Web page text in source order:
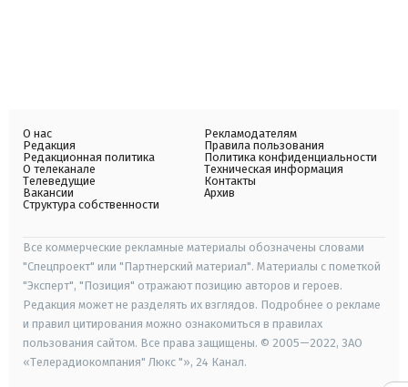
О нас
Редакция
Редакционная политика
О телеканале
Телеведущие
Вакансии
Структура собственности
Рекламодателям
Правила пользования
Политика конфиденциальности
Техническая информация
Контакты
Архив
Все коммерческие рекламные материалы обозначены словами
"Спецпроект" или "Партнерский материал". Материалы с пометкой
"Эксперт", "Позиция" отражают позицию авторов и героев.
Редакция может не разделять их взглядов. Подробнее о рекламе
и правил цитирования можно ознакомиться в правилах
пользования сайтом. Все права защищены. © 2005—2022, ЗАО
«Телерадиокомпания" Люкс "», 24 Канал.